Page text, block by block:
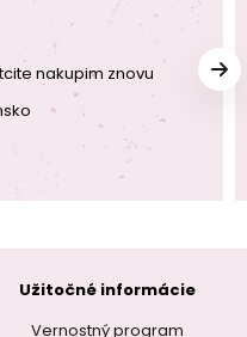
nakupim znovu
Užitočné informácie
Vernostný program